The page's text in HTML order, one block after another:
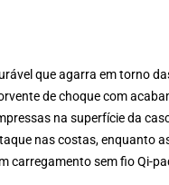
que agarra em torno
de choque com
na superfície da
nas costas, enquanto
carregamento sem fio Qi-